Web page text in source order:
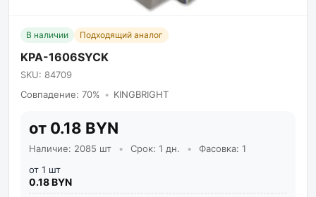
В наличии Подходящий аналог
KPA-1606SYCK
SKU: 84709
Совпадение: 70% • KINGBRIGHT
от 0.18 BYN
Наличие: 2085 шт • Срок: 1 дн. •
Фасовка: 1
от 1 шт
0.18 BYN